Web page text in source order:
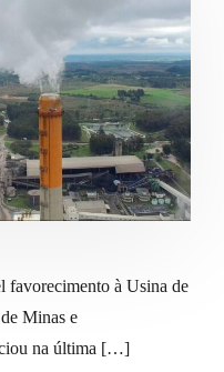
favorecimento à Usina de
Minas e
na última […]